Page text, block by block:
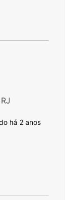
há 2 anos